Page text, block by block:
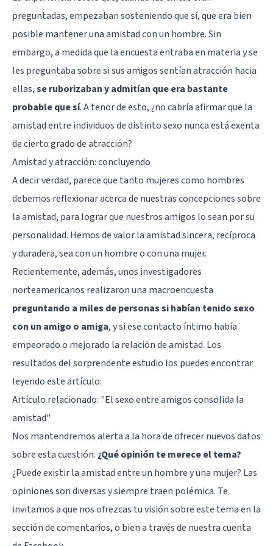
preguntadas, empezaban sosteniendo que sí, que era bien
posible mantener una amistad con un hombre. Sin
embargo, a medida que la encuesta entraba en materia y se
les preguntaba sobre si sus amigos sentían atracción hacia
ellas,se ruborizaban y admitían que era bastante
probable que sí. A tenor de esto, ¿no cabría afirmar que la
amistad entre individuos de distinto sexo nunca está exenta
de cierto grado de atracción?
Amistad y atracción: concluyendo
A decir verdad, parece que tanto mujeres como hombres
debemos reflexionar acerca de nuestras concepciones sobre
la amistad, para lograr que nuestros amigos lo sean por su
personalidad. Hemos de valor la amistad sincera, recíproca
y duradera, sea con un hombre o con una mujer.
Recientemente, además, unos investigadores
norteamericanos realizaron una macroencuesta
preguntando a miles de personas si habían tenido sexo
con un amigo o amiga, y si ese contacto íntimo había
empeorado o mejorado la relación de amistad. Los
resultados del sorprendente estudio los puedes encontrar
leyendo este artículo:
Artículo relacionado: "El sexo entre amigos consolida la
amistad"
Nos mantendremos alerta a la hora de ofrecer nuevos datos
sobre esta cuestión. ¿Qué opinión te merece el tema?
¿Puede existir la amistad entre un hombre y una mujer? Las
opiniones son diversas y siempre traen polémica. Te
invitamos a que nos ofrezcas tu visión sobre este tema en la
sección de comentarios, o bien a través de nuestra cuenta